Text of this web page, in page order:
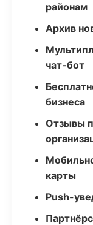
районам
Архив
чат-бот
бизнеса
Отзывы
карты
Push-